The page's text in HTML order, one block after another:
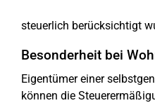
steuerlich berücksichtigt
Besonderheit bei
Eigentümer einer
können die